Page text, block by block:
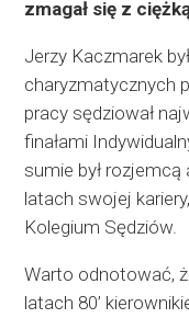
zmagał się z
Jerzy Kaczmarek
charyzmatycznych
pracy sędziował
finałami
sumie był
latach swojej
Kolegium Sędziów.
Warto odnotować,
latach 80’